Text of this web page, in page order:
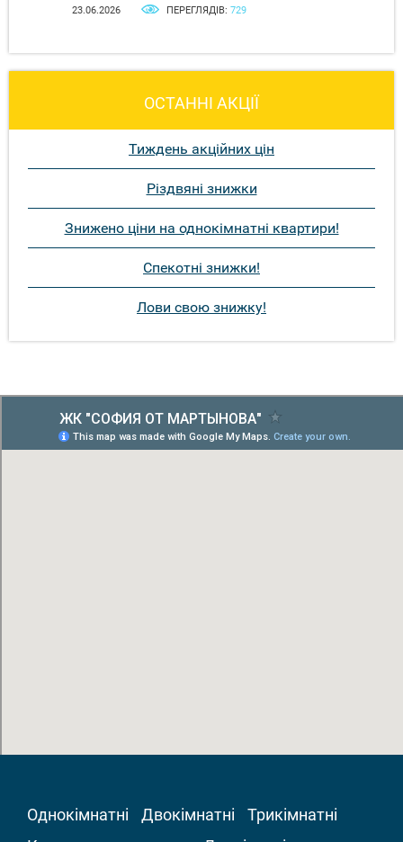
23.06.2026 ПЕРЕГЛЯДІВ: 729
ОСТАННІ АКЦІЇ
Тиждень акційних цін
Різдвяні знижки
Знижено ціни на однокімнатні квартири!
Спекотні знижки!
Лови свою знижку!
Однокімнатні Двокімнатні
Трикімнатні